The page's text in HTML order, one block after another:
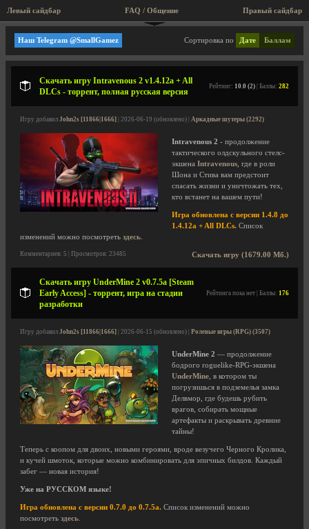
Левый сайдбар Правый сайдбар
FAQ / Общение
Аркадные шутеры
Сортировка по Дате Баллам
Наш Telegram @SmallGamez
Скачать игру Intravenous 2 v1.4.12a + All
DLCs - торрент, полная русская версия
Рейтинг: 10.0 (2) | Баллы: 282
Игру добавил John2s [11866|1666] | 2026-06-19 (обновлено) | Аркадные шутеры (2292)
Intravenous 2 - продолжение
тактического олдскульного стелс-
экшена Intravenous , где в роли
Шона и Стива вам предстоит
спасать жизни и уничтожать тех,
кто встанет на вашем пути!
Игра обновлена с версии 1.4.8 до
1.4.12a + All DLCs. Список
изменений можно посмотреть здесь
Скачать игру (1679.00 Мб.)
Комментариев: 5 | Просмотров: 23485
Скачать игру UnderMine 2 v0.7.5a [Steam
Early Access] - торрент, игра на стадии
разработки
Рейтинга пока нет | Баллы: 176
Игру добавил John2s [11866|1666] | 2026-06-15 (обновлено) | Ролевые игры (RPG) (3507)
UnderMine 2 — продолжение
бодрого roguelike-RPG-экшена
UnderMine , в котором ты
погрузишься в подземелья замка
Делвмор, где будешь рубить
врагов, собирать мощные
артефакты и раскрывать древние
тайны!
Теперь с коопом для двоих, новыми героями, вроде везучего Черного Кролика,
и кучей шмоток, которые можно комбинировать для эпичных билдов. Каждый
забег — новая история!
Уже на РУССКОМ языке!
Игра обновлена с версии 0.7.0 до 0.7.5a. Список изменений можно
посмотреть здесь